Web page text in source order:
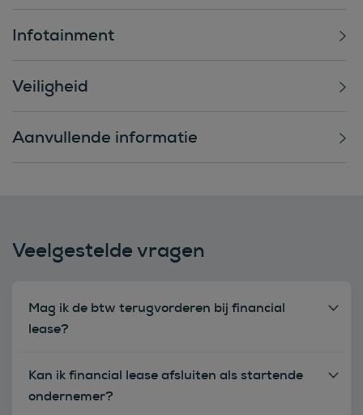
Infotainment
Veiligheid
Aanvullende informatie
Veelgestelde vragen
Mag ik de btw terugvorderen bij financial
lease?
Kan ik financial lease afsluiten als startende
ondernemer?